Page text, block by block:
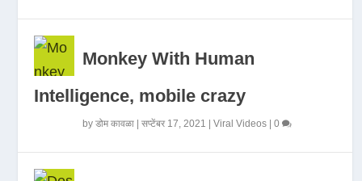
Monkey With Human
Intelligence, mobile crazy
byडोम कावळा |सप्टेंबर 17, 2021 |Viral Videos |0